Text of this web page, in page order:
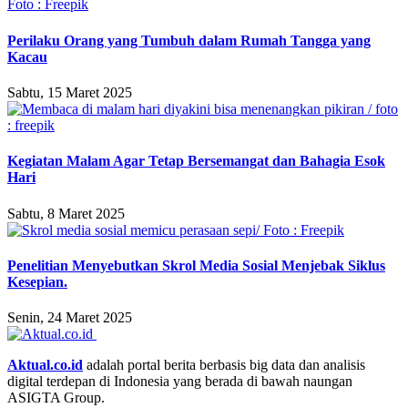
Perilaku Orang yang Tumbuh dalam Rumah Tangga yang
Kacau
Sabtu, 15 Maret 2025
Kegiatan Malam Agar Tetap Bersemangat dan Bahagia Esok
Hari
Sabtu, 8 Maret 2025
Penelitian Menyebutkan Skrol Media Sosial Menjebak Siklus
Kesepian.
Senin, 24 Maret 2025
Aktual.co.id adalah portal berita berbasis big data dan analisis
digital terdepan di Indonesia yang berada di bawah naungan
ASIGTA Group.